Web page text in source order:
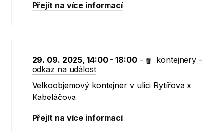
Přejít na více informací
29. 09. 2025, 14:00 - 18:00 - kontejnery -
odkaz na událost
Velkoobjemový kontejner v ulici Rytířova x
Kabeláčova
Přejít na více informací